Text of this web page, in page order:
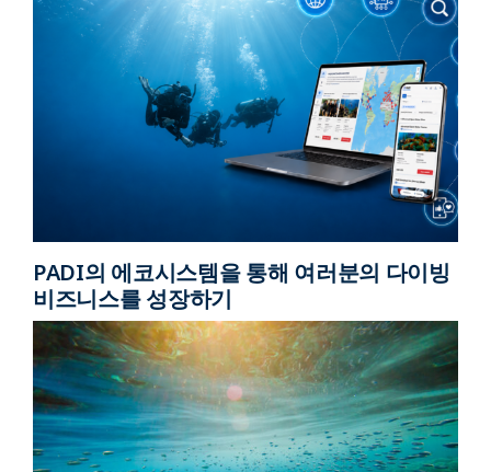
PADI의 에코시스템을 통해 여러분의 다이빙
비즈니스를 성장하기